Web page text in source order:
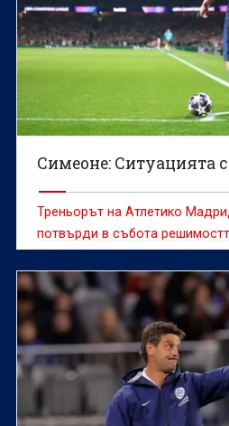
Симеоне: Ситуацията
Треньорът на Атлетико
потвърди в събота
продава Хулиан Алварес,
отбори и оставането му на
следващия сезон далеч не е